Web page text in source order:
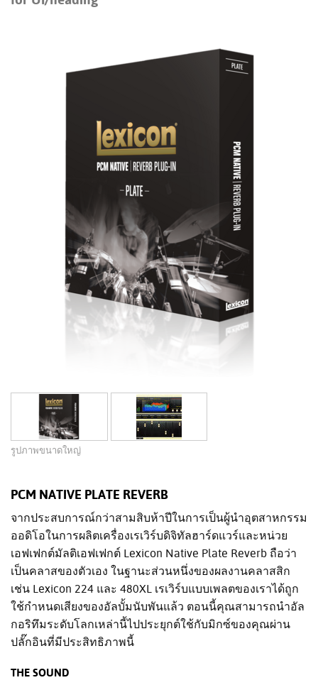
รูปภาพขนาดใหญ่
PCM NATIVE PLATE REVERB
จากประสบการณ์กว่าสามสิบห้าปีในการเป็นผู้นำอุตสาหกรรม
ออดิโอในการผลิตเครื่องเรเวิร์บดิจิทัลฮาร์ดแวร์และหน่วย
เอฟเฟกต์มัลติเอฟเฟกต์ Lexicon Native Plate Reverb ถือว่า
เป็นคลาสของตัวเอง ในฐานะส่วนหนึ่งของผลงานคลาสสิก
เช่น Lexicon 224 และ 480XL เรเวิร์บแบบเพลตของเราได้ถูก
ใช้กำหนดเสียงของอัลบั้มนับพันแล้ว ตอนนี้คุณสามารถนำอัล
กอริทึมระดับโลกเหล่านี้ไปประยุกต์ใช้กับมิกซ์ของคุณผ่าน
ปลั๊กอินที่มีประสิทธิภาพนี้
THE SOUND